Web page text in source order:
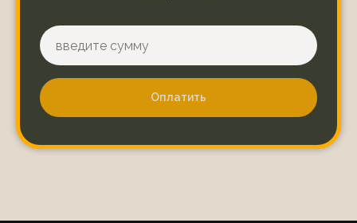
Оплатить